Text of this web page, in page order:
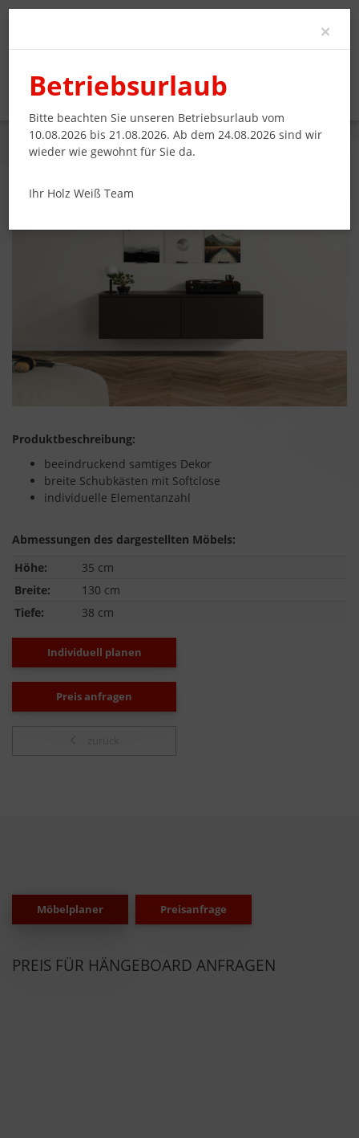
HÄNGEBOARD, EDEL UND ELEGANT
Produktbeschreibung:
beeindruckend samtiges Dekor
breite Schubkästen mit Softclose
individuelle Elementanzahl
Abmessungen des dargestellten Möbels:
Höhe:
35 cm
Breite:
130 cm
Tiefe:
38 cm
Individuell planen
Preis anfragen
Möbelplaner Preisanfrage
PREIS FÜR HÄNGEBOARD ANFRAGEN
×
Betriebsurlaub
Bitte beachten Sie unseren Betriebsurlaub vom
10.08.2026 bis 21.08.2026. Ab dem 24.08.2026 sind wir
wieder wie gewohnt für Sie da.
Ihr Holz Weiß Team